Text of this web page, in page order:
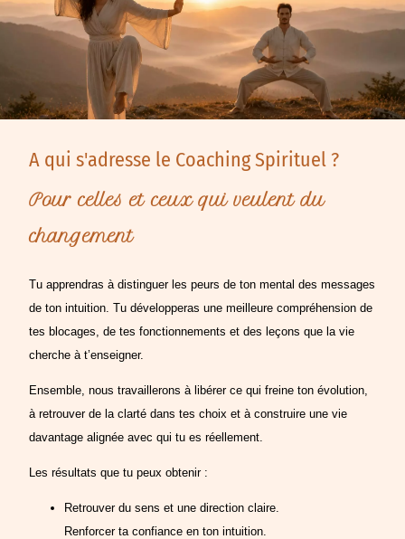
A qui s'adresse le Coaching Spirituel ?
Pour celles et ceux qui veulent du
changement
Tu apprendras à distinguer les peurs de ton mental des messages
de ton intuition. Tu développeras une meilleure compréhension de
tes blocages, de tes fonctionnements et des leçons que la vie
cherche à t’enseigner.
Ensemble, nous travaillerons à libérer ce qui freine ton évolution,
à retrouver de la clarté dans tes choix et à construire une vie
davantage alignée avec qui tu es réellement.
Les résultats que tu peux obtenir :
Retrouver du sens et une direction claire.
Renforcer ta confiance en ton intuition.